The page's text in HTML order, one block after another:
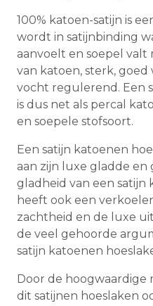
100% katoen-satijn is
wordt in satijnbinding
aanvoelt en soepel valt
van katoen, sterk, goed
vocht regulerend. Een
is dus net als percal
en soepele stofsoort.
Een satijn katoenen
aan zijn luxe gladde en
gladheid van een satijn
heeft ook een
zachtheid en de luxe
de veel gehoorde
satijn katoenen
Door de hoogwaardige
dit satijnen hoeslaken